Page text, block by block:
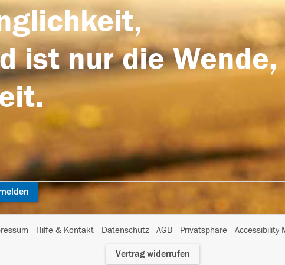
ist nur die
Hilfe & Kontakt Datenschutz AGB Privatsphäre
I
Vertrag widerrufen